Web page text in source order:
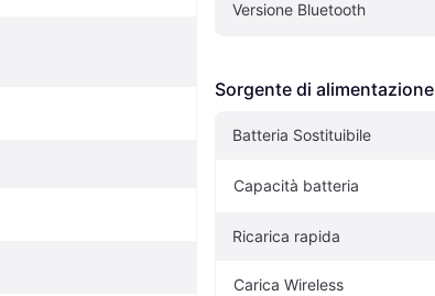
Versione Bluetooth
Sorgente di alimentazione
Batteria Sostituibile
Capacità batteria
Ricarica rapida
Carica Wireless